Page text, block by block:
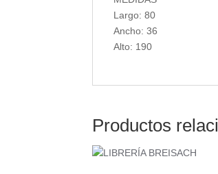
Largo: 80
Ancho: 36
Alto: 190
Productos